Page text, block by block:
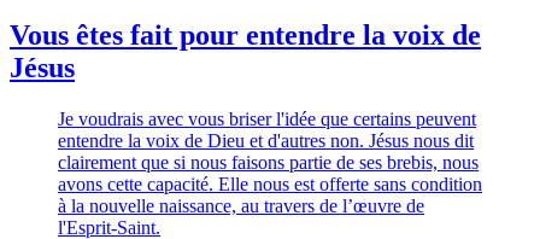
Vous êtes fait pour entendre la voix de
Jésus
Je voudrais avec vous briser l'idée que certains peuvent
entendre la voix de Dieu et d'autres non. Jésus nous dit
clairement que si nous faisons partie de ses brebis, nous
avons cette capacité. Elle nous est offerte sans condition
à la nouvelle naissance, au travers de l’œuvre de
l'Esprit-Saint.